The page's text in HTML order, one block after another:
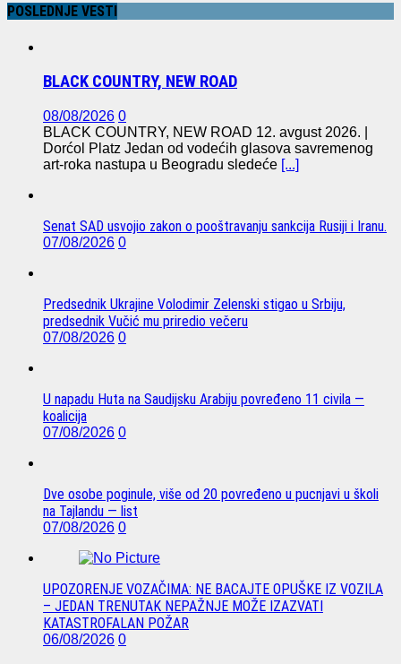
POSLEDNJE VESTI
BLACK COUNTRY, NEW ROAD
08/08/2026 0
BLACK COUNTRY, NEW ROAD 12. avgust 2026. |
Dorćol Platz Jedan od vodećih glasova savremenog
art-roka nastupa u Beogradu sledeće [...]
Senat SAD usvojio zakon o pooštravanju sankcija Rusiji i Iranu.
07/08/2026 0
Predsednik Ukrajine Volodimir Zelenski stigao u Srbiju,
predsednik Vučić mu priredio večeru
07/08/2026 0
U napadu Huta na Saudijsku Arabiju povređeno 11 civila —
koalicija
07/08/2026 0
Dve osobe poginule, više od 20 povređeno u pucnjavi u školi
na Tajlandu — list
07/08/2026 0
UPOZORENJE VOZAČIMA: NE BACAJTE OPUŠKE IZ VOZILA
– JEDAN TRENUTAK NEPAŽNJE MOŽE IZAZVATI
KATASTROFALAN POŽAR
06/08/2026 0